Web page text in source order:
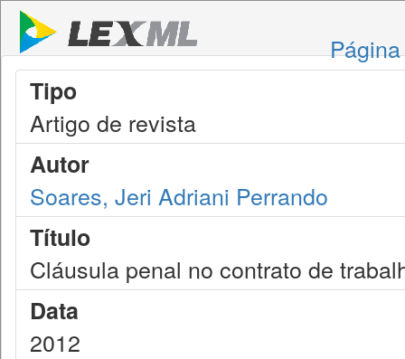
Tipo
Artigo de revista
Autor
Soares, Jeri Adriani Perrando
Título
Cláusula penal no contrato de
Data
2012